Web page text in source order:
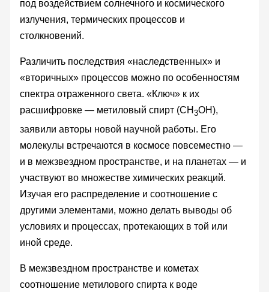
под воздействием солнечного и космического
излучения, термических процессов и
столкновений.
Различить последствия «наследственных» и
«вторичных» процессов можно по особенностям
спектра отраженного света. «Ключ» к их
расшифровке — метиловый спирт (CH 3OH),
заявили авторы новой научной работы. Его
молекулы встречаются в космосе повсеместно —
и в межзвездном пространстве, и на планетах — и
участвуют во множестве химических реакций.
Изучая его распределение и соотношение с
другими элементами, можно делать выводы об
условиях и процессах, протекающих в той или
иной среде.
В межзвездном пространстве и кометах
соотношение метилового спирта к воде